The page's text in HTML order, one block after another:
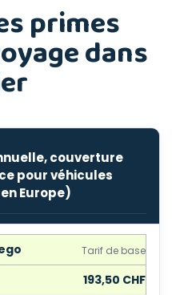
primes
dans
couverture
pour véhicules
Europe)
Tarif de base
193,50 CHF